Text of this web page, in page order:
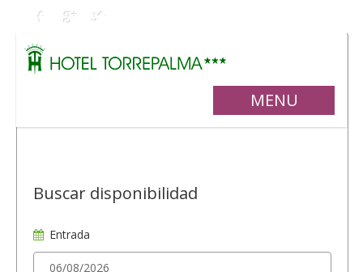
MENU
Buscar disponibilidad
Entrada